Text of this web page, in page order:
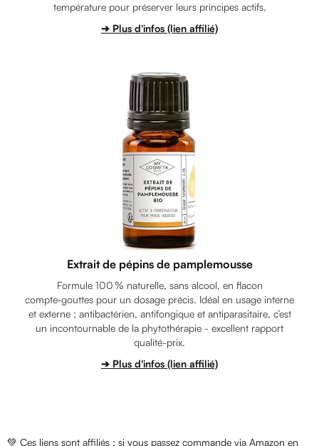
température pour préserver leurs principes actifs.
➔ Plus d'infos (lien affilié)
Extrait de pépins de pamplemousse
Formule 100 % naturelle, sans alcool, en flacon
compte‑gouttes pour un dosage précis. Idéal en usage interne
et externe ; antibactérien, antifongique et antiparasitaire, c’est
un incontournable de la phytothérapie - excellent rapport
qualité-prix.
➔ Plus d'infos (lien affilié)
💚 Ces liens sont affiliés : si vous passez commande via Amazon en